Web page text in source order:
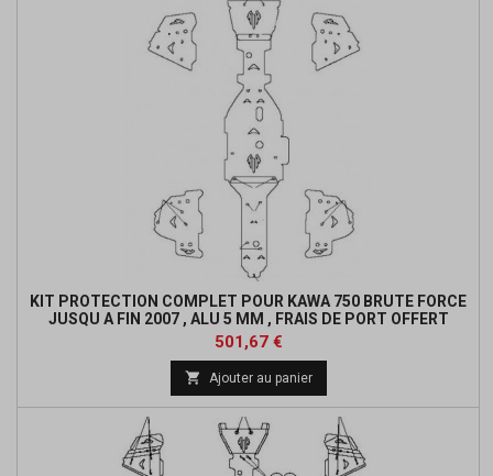
KIT PROTECTION COMPLET POUR KAWA 750 BRUTE FORCE
JUSQU A FIN 2007 , ALU 5 MM , FRAIS DE PORT OFFERT
Prix
501,67 €
 Ajouter au panier